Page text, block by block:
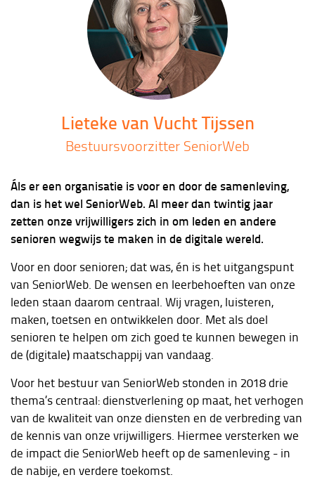
Lieteke van Vucht Tijssen
Bestuursvoorzitter SeniorWeb
Áls er een organisatie is voor en door de samenleving,
dan is het wel SeniorWeb. Al meer dan twintig jaar
zetten onze vrijwilligers zich in om leden en andere
senioren wegwijs te maken in de digitale wereld.
Voor en door senioren; dat was, én is het uitgangspunt
van SeniorWeb. De wensen en leerbehoeften van onze
leden staan daarom centraal. Wij vragen, luisteren,
maken, toetsen en ontwikkelen door. Met als doel
senioren te helpen om zich goed te kunnen bewegen in
de (digitale) maatschappij van vandaag.
Voor het bestuur van SeniorWeb stonden in 2018 drie
thema’s centraal: dienstverlening op maat, het verhogen
van de kwaliteit van onze diensten en de verbreding van
de kennis van onze vrijwilligers. Hiermee versterken we
de impact die SeniorWeb heeft op de samenleving - in
de nabije, en verdere toekomst.